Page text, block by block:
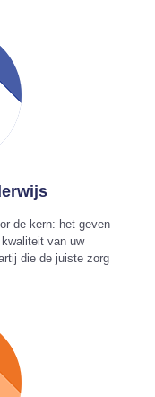
de kern: het geven
van uw
die de juiste zorg